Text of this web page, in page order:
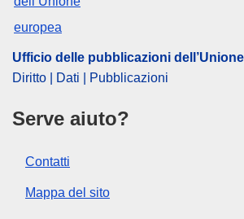
Ufficio delle pubblicazioni
Diritto | Dati | Pubblicazioni
Serve aiuto?
Contatti
Mappa del sito